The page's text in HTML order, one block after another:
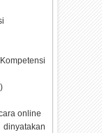
online
dinyatakan